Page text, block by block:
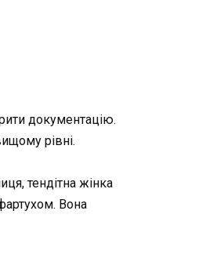
документацію.
рівні.
тендітна жінка
Вона